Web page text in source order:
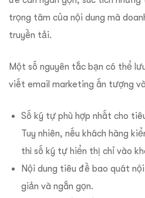
trọng tâm của nội dung mà
truyền tải.
Một số nguyên tắc bạn có thể
viết email marketing ấn tượng
Số ký tự phù hợp nhất cho
Tuy nhiên, nếu khách hàng
thì số ký tự hiển thị chỉ vào
Nội dung tiêu đề bao quát
giản và ngắn gọn.